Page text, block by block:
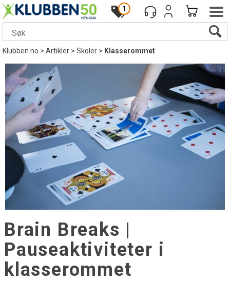
1
Klubben.no>Artikler>Skoler> Klasserommet
Brain Breaks |
Pauseaktiviteter i
klasserommet